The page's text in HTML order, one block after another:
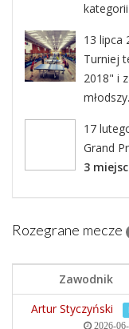
13 lipca
Turniej
2018" i
młodszy.
17
Grand
3
Rozegrane mecze
Zawodnik
Artur Styczyński
2026-